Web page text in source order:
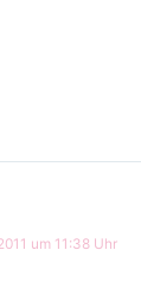
um 11:38 Uhr